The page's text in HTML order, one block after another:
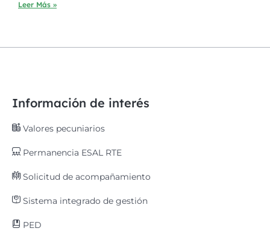
Leer Más »
Información de interés
Valores pecuniarios
Permanencia ESAL RTE
Solicitud de acompañamiento
Sistema integrado de gestión
PED